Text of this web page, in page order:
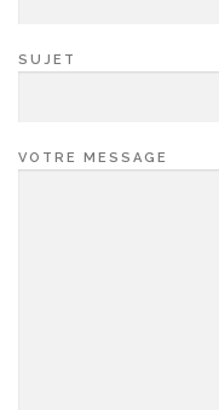
SUJET
VOTRE MESSAGE